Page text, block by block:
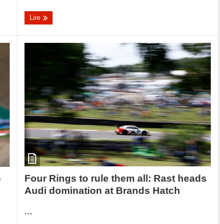
Lire
Four Rings to rule them all: Rast heads
Audi domination at Brands Hatch
...